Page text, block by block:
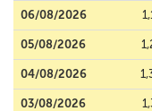
06/08/2026
05/08/2026
04/08/2026
03/08/2026